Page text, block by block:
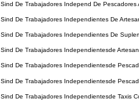
Sind De Trabajadores Independ De Pescadores
Sind De Trabajadores Independientes De
Sind De Trabajadores Independientes De
Sind De Trabajadores Independientesde
Sind De Trabajadores Independientesde
Sind De Trabajadores Independientesde
Sind De Trabajadores Independientesde Taxis